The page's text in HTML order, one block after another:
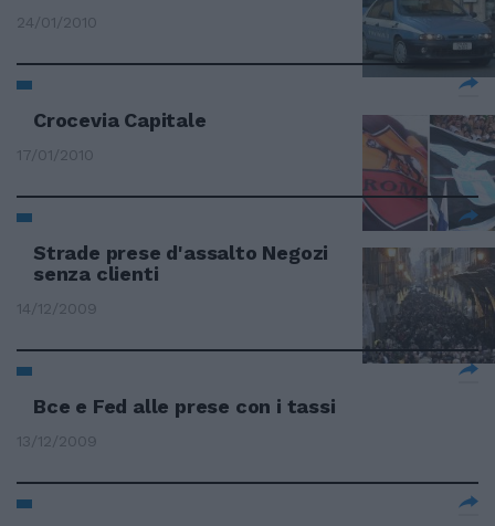
24/01/2010
Crocevia Capitale
17/01/2010
Strade prese d'assalto Negozi
senza clienti
14/12/2009
Bce e Fed alle prese con i tassi
13/12/2009